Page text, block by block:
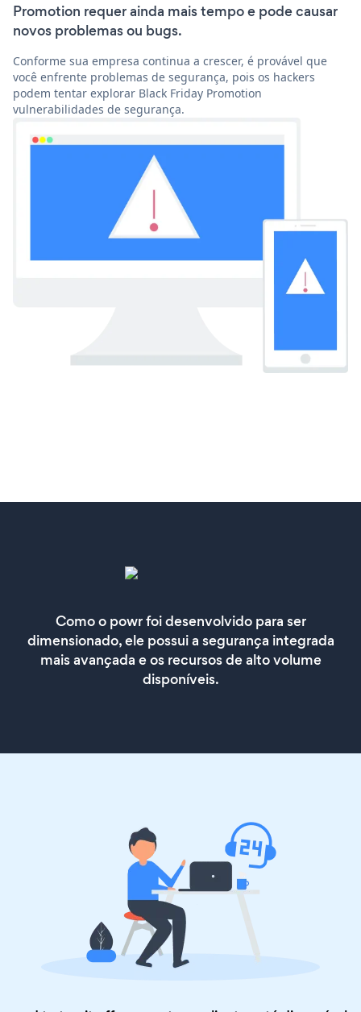
Promotion requer ainda mais tempo e pode causar
novos problemas ou bugs.
Conforme sua empresa continua a crescer, é provável que
você enfrente problemas de segurança, pois os hackers
podem tentar explorar Black Friday Promotion
vulnerabilidades de segurança.
Como o powr foi desenvolvido para ser
dimensionado, ele possui a segurança integrada
mais avançada e os recursos de alto volume
disponíveis.